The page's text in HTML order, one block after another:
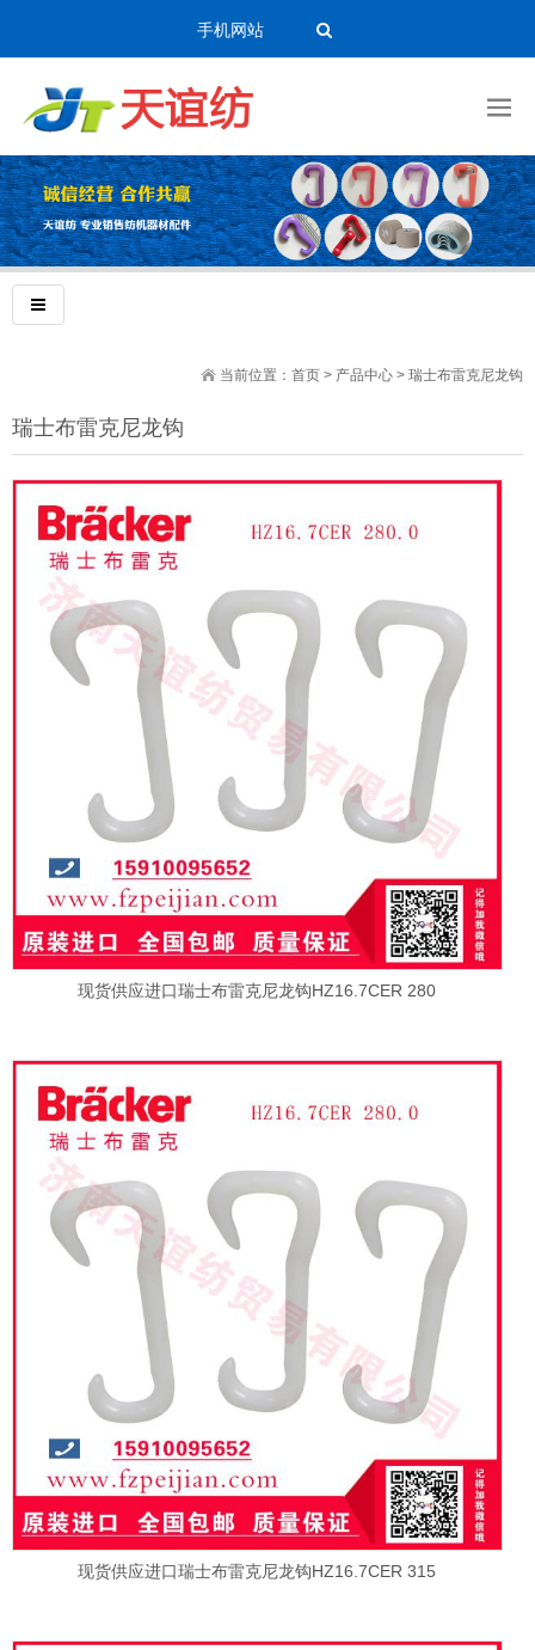
手机网站
当前位置： 首页 > 产品中心 > 瑞士布雷克尼龙钩
瑞士布雷克尼龙钩
现货供应进口瑞士布雷克尼龙钩HZ16.7CER 280
现货供应进口瑞士布雷克尼龙钩HZ16.7CER 315